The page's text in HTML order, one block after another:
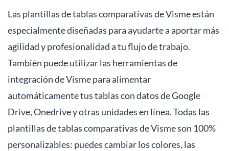
Las plantillas de tablas comparativas de Visme están
especialmente diseñadas para ayudarte a aportar más
agilidad y profesionalidad a tu flujo de trabajo.
También puede utilizar las herramientas de
integración de Visme para alimentar
automáticamente tus tablas con datos de Google
Drive, Onedrive y otras unidades en línea. Todas las
plantillas de tablas comparativas de Visme son 100%
personalizables: puedes cambiar los colores, las